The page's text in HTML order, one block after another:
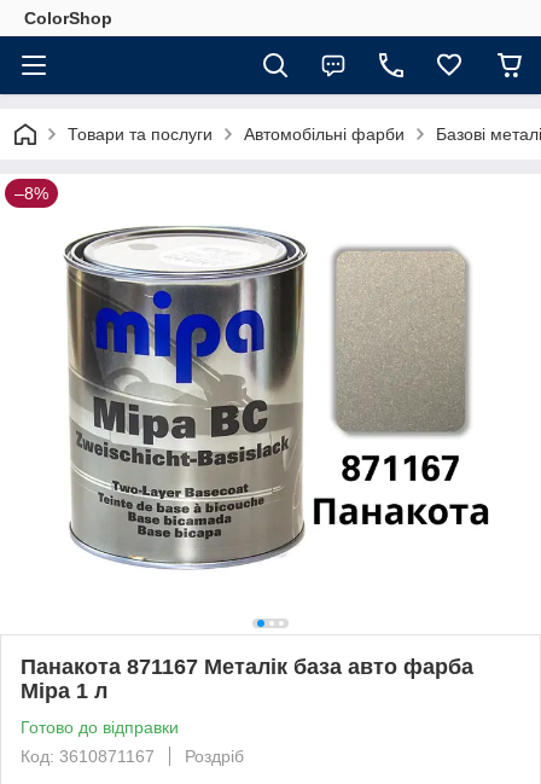
ColorShop
Товари та послуги Автомобільні фарби Базові
–8%
Панакота 871167 Металік база авто фарба
Mipa 1 л
Готово до відправки
Код: 3610871167
Роздріб